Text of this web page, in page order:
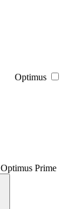
Optimus
Optimus Prime